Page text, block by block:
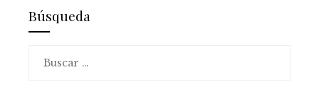
Búsqueda